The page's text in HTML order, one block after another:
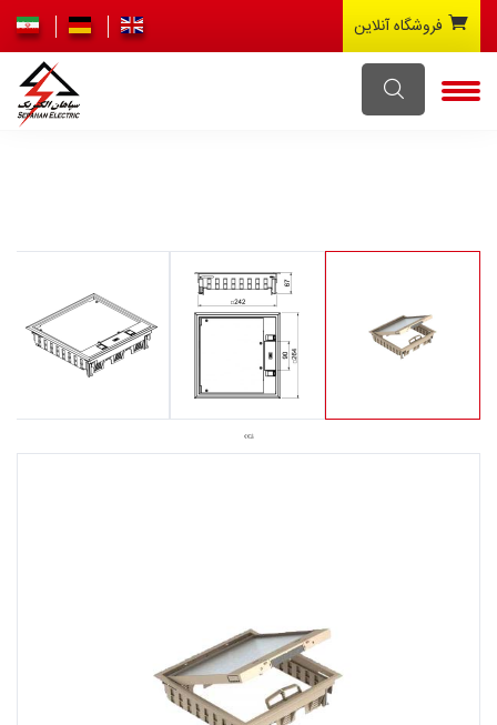
فروشگاه آنلاین